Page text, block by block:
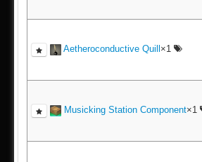
Aetheroconductive Quill ×1
Musicking Station Component×1